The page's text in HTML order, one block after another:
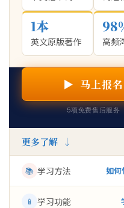
1本
英文原版著作 高频
▶ 马上报名
5项免费售后服务
更多了解 ↓
📚 学习方法 如何
📱 学习功能